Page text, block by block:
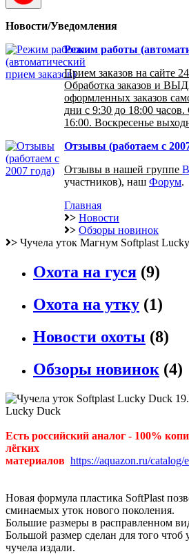
Новости/Уведомления
Режим работы
Прием заказов на сайте
Обработка заказов и
оформленных заказов
дни с 9:30 до 18:00
16:00. Воскресенье
Отзывы (работаем с
Отзывы в нашей группе
участников), наш Форум.
Главная
> Новости
> Обзоры новинок
> Чучела уток Магнум Softplast
Охота на гуся (9)
Охота на утку (1)
Новости охоты (8)
Обзоры новинок (4)
Lucky Duck
Есть российский аналог - 100%
лёгких
материалов https://aquazon.ru/
Новая формула пластика SoftPlast
сминаемых уток нового поколения.
Большие размеры в расправленном
Большой размер сделан для того чтоб
чучела издали.